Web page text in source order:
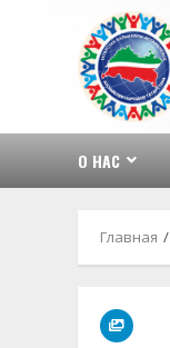
содержимому
О НАС
Главная